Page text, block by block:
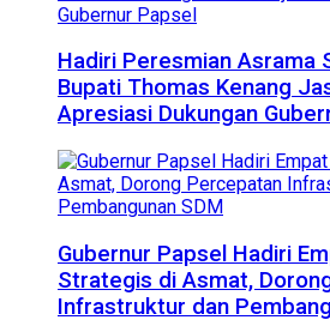
Hadiri Peresmian Asrama
Bupati Thomas Kenang
Apresiasi Dukungan
Gubernur Papsel Hadiri
Strategis di Asmat,
Infrastruktur dan